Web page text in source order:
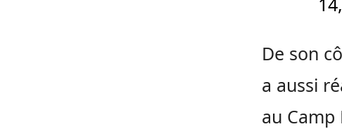
De son
a aussi
au Camp